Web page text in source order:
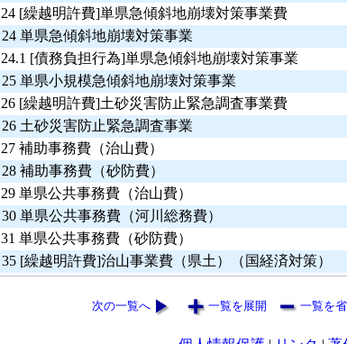
24 [繰越明許費]単県急傾斜地崩壊対策事業費
24 単県急傾斜地崩壊対策事業
24.1 [債務負担行為]単県急傾斜地崩壊対策事業
25 単県小規模急傾斜地崩壊対策事業
26 [繰越明許費]土砂災害防止緊急調査事業費
26 土砂災害防止緊急調査事業
27 補助事務費（治山費）
28 補助事務費（砂防費）
29 単県公共事務費（治山費）
30 単県公共事務費（河川総務費）
31 単県公共事務費（砂防費）
35 [繰越明許費]治山事業費（県土）（国経済対策）
次の一覧へ 一覧を展開 一覧を